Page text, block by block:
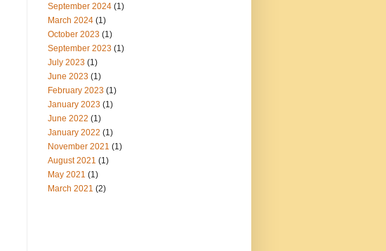
September 2024 (1)
March 2024 (1)
October 2023 (1)
September 2023 (1)
July 2023 (1)
June 2023 (1)
February 2023 (1)
January 2023 (1)
June 2022 (1)
January 2022 (1)
November 2021 (1)
August 2021 (1)
May 2021 (1)
March 2021 (2)